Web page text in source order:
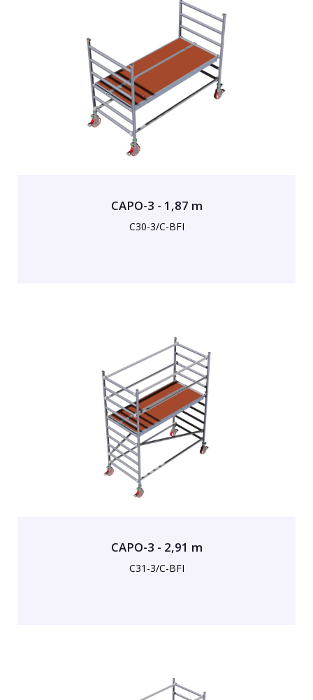
CAPO-3 - 1,87 m
C30-3/C-BFI
CAPO-3 - 2,91 m
C31-3/C-BFI